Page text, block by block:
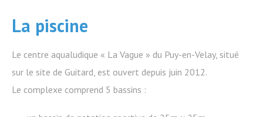
La piscine
Le centre aqualudique « La Vague » du Puy-en-Velay, situé
sur le site de Guitard, est ouvert depuis juin 2012.
Le complexe comprend 5 bassins :